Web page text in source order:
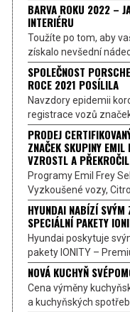
BARVA ROKU 2022 –
INTERIÉRU
Toužíte po tom, aby
získalo nevšední
SPOLEČNOST
ROCE 2021 POSÍLILA
Navzdory epidemii
registrace vozů
PRODEJ
ZNAČEK SKUPINY EMIL
VZROSTL A
Programy Emil Frey
Vyzkoušené vozy,
HYUNDAI NABÍZÍ SVÝM
SPECIÁLNÍ PAKETY
Hyundai poskytuje
pakety IONITY –
NOVÁ KUCHYŇ
Cena výměny
a kuchyňských